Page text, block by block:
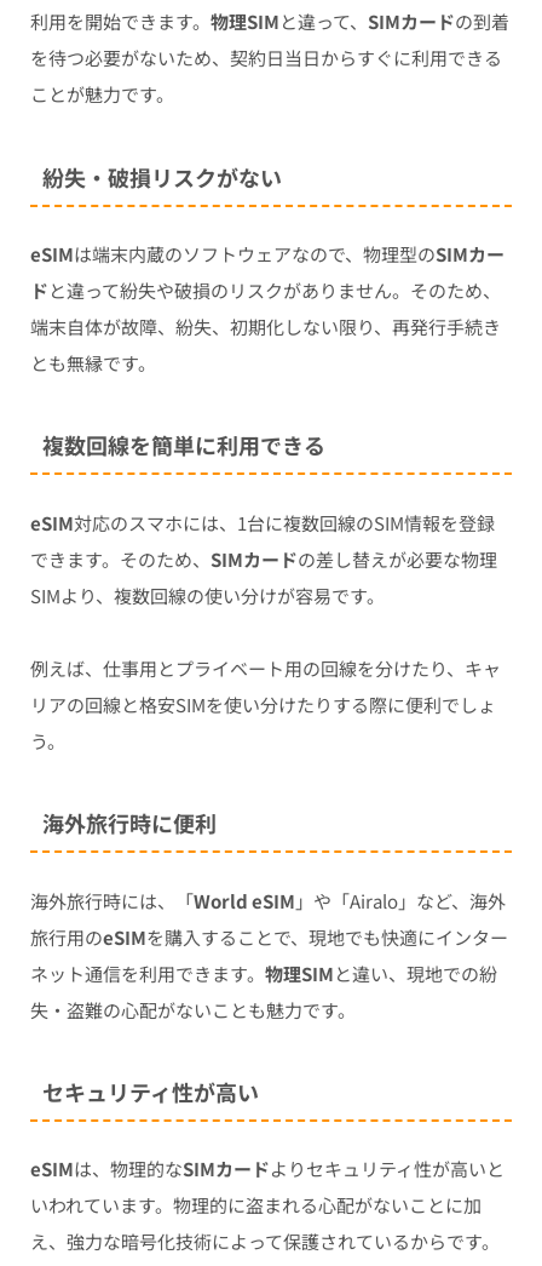
利用を開始できます。 物理SIMと違って、 SIMカードの到着
を待つ必要がないため、契約日当日からすぐに利用できる
ことが魅力です。
紛失・破損リスクがない
eSIMは端末内蔵のソフトウェアなので、物理型のSIMカー
ドと違って紛失や破損のリスクがありません。そのため、
端末自体が故障、紛失、初期化しない限り、再発行手続き
とも無縁です。
複数回線を簡単に利用できる
eSIM対応のスマホには、1台に複数回線のSIM情報を登録
できます。そのため、 SIMカードの差し替えが必要な物理
SIMより、複数回線の使い分けが容易です。
例えば、仕事用とプライベート用の回線を分けたり、キャ
リアの回線と格安SIMを使い分けたりする際に便利でしょ
う。
海外旅行時に便利
海外旅行時には、「World eSIM 」や「Airalo」など、海外
旅行用のeSIMを購入することで、現地でも快適にインター
ネット通信を利用できます。 物理SIMと違い、現地での紛
失・盗難の心配がないことも魅力です。
セキュリティ性が高い
eSIMは、物理的なSIMカードよりセキュリティ性が高いと
いわれています。物理的に盗まれる心配がないことに加
え、強力な暗号化技術によって保護されているからです。